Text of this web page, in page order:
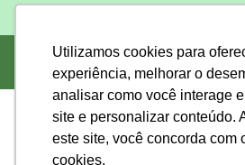
Utilizamos cookies para
experiência, melhorar o
analisar como você interage
site e personalizar conteúdo.
este site, você concorda com
cookies.
Utilizamos cookies para
experiência, melhorar o
analisar como você interage
site e personalizar conteúdo.
este site, você concorda com
cookies.
OUVIDORIA